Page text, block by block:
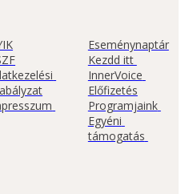
Eseménynaptár
Kezdd itt
InnerVoice
Előfizetés
Programjaink
Egyéni